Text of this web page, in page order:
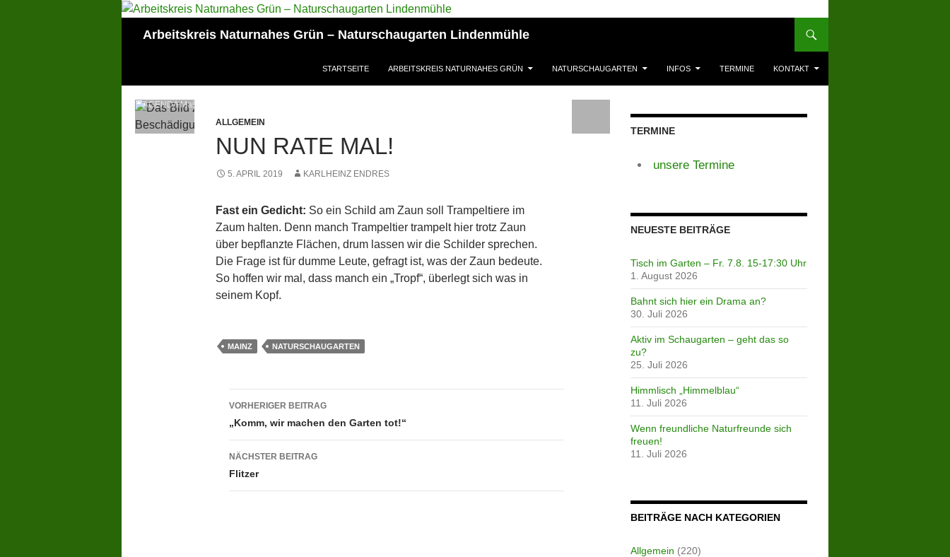
Arbeitskreis Naturnahes Grün – Naturschaugarten Lindenmühle
STARTSEITE ARBEITSKREIS NATURNAHES GRÜN NATURSCHAUGARTEN INFOS TERMINE KONTAKT
ALLGEMEIN
NUN RATE MAL!
5. APRIL 2019 KARLHEINZ ENDRES
Fast ein Gedicht: So ein Schild am Zaun soll Trampeltiere im
Zaum halten. Denn manch Trampeltier trampelt hier trotz Zaun
über bepflanzte Flächen, drum lassen wir die Schilder sprechen.
Die Frage ist für dumme Leute, gefragt ist, was der Zaun bedeute.
So hoffen wir mal, dass manch ein „Tropf“, überlegt sich was in
seinem Kopf.
MAINZ NATURSCHAUGARTEN
Beitragsnavigation
VORHERIGER BEITRAG
„Komm, wir machen den Garten tot!“
NÄCHSTER BEITRAG
Flitzer
TERMINE
unsere Termine
NEUESTE BEITRÄGE
Tisch im Garten – Fr. 7.8. 15-17:30 Uhr
1. August 2026
Bahnt sich hier ein Drama an?
30. Juli 2026
Aktiv im Schaugarten – geht das so
zu?
25. Juli 2026
Himmlisch „Himmelblau“
11. Juli 2026
Wenn freundliche Naturfreunde sich
freuen!
11. Juli 2026
BEITRÄGE NACH KATEGORIEN
Allgemein (220)
AGENDA Mainz